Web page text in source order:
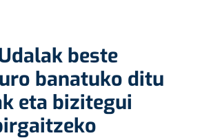
beste
banatuko ditu
eta bizitegui